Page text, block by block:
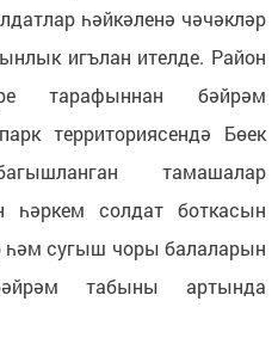
һәйкәленә чәчәкләр
игълан ителде. Район
тарафыннан бәйрәм
территориясендә Бөек
тамашалар
һәркем солдат боткасын
һәм сугыш чоры балаларын
табыны артында